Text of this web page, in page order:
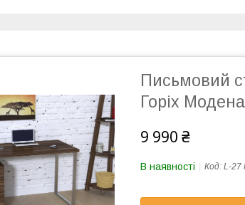
Письмовий
Горіх Модена
9 990 ₴
В наявності Код: L-27